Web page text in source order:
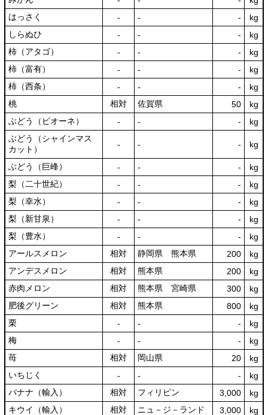
はっさく
‐ ‐ ‐
kg
しらぬひ
‐ ‐ ‐
kg
柿（アタゴ）
‐ ‐ ‐
kg
柿（富有）
‐ ‐ ‐
kg
柿（西条）
‐ ‐ ‐
kg
桃
相対 佐賀県 50
kg
ぶどう（ピオーネ）
‐ ‐ ‐
kg
ぶどう（シャインマス
カット）
‐ ‐ ‐ kg
ぶどう（巨峰） ‐ ‐ ‐
kg
梨（二十世紀）
‐ ‐ ‐
kg
梨（幸水）
‐ ‐ ‐
kg
梨（新甘泉）
‐ ‐ ‐
kg
梨（豊水）
‐ ‐ ‐
kg
アールスメロン
相対 静岡県 熊本県 200
kg
アンデスメロン
相対 熊本県 200
kg
赤肉メロン
相対 熊本県 宮崎県 300
kg
肥後グリーン
相対 熊本県 800
kg
栗
‐ ‐ ‐
kg
梅
‐ ‐ ‐
kg
苺
相対 岡山県 20
kg
いちじく
‐ ‐ ‐
kg
バナナ（輸入）
相対 フィリピン 3,000
kg
キウイ（輸入）
相対 ニュ－ジ－ランド 3,000 kg